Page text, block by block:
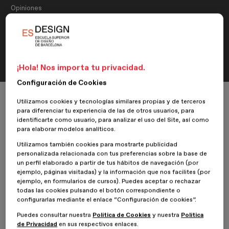
Opiniones
alumna del Máster en Retail
Opinión de Sandra González, alumna del Máster en Retail Design &
9 Julio 2019Sandra González
Nuestra alumnaSandra Gonzálezdel Máster en Diseño del
Espacio Comercial: Retail Design, nos da su opinión sobre su
experiencia en
ESDESIGN.
¿Por qué te decidiste por cursar un máster en ESDESIGN?
¡Hola! Nos importa tu privacidad.
Configuración de Cookies
Utilizamos cookies y tecnologías similares propias y de terceros
para diferenciar tu experiencia de las de otros usuarios, para
identificarte como usuario, para analizar el uso del Site, así como
para elaborar modelos analíticos.
Utilizamos también cookies para mostrarte publicidad
personalizada relacionada con tus preferencias sobre la base de
un perfil elaborado a partir de tus hábitos de navegación (por
ejemplo, páginas visitadas) y la información que nos facilites (por
ejemplo, en formularios de cursos). Puedes aceptar o rechazar
todas las cookies pulsando el botón correspondiente o
configurarlas mediante el enlace “Configuración de cookies”.
Puedes consultar nuestra Política de Cookies y nuestra Política
de Privacidad en sus respectivos enlaces.